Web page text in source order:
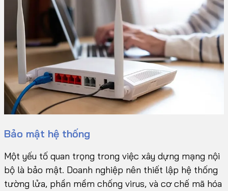
Bảo mật hệ thống
Một yếu tố quan trọng trong việc xây dựng mạng nội
bộ là bảo mật. Doanh nghiệp nên thiết lập hệ thống
tường lửa, phần mềm chống virus, và cơ chế mã hóa